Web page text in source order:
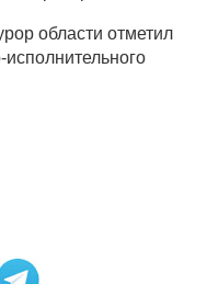
области отметил